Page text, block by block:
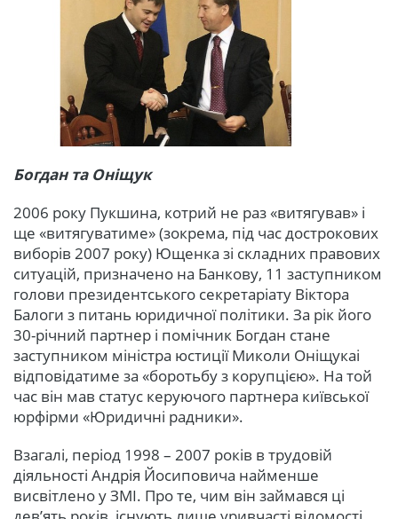
Богдан та Оніщук
2006 року Пукшина, котрий не раз «витягував» і
ще «витягуватиме» (зокрема, під час дострокових
виборів 2007 року) Ющенка зі складних правових
ситуацій, призначено на Банкову, 11 заступником
голови президентського секретаріату Віктора
Балоги з питань юридичної політики. За рік його
30-річний партнер і помічник Богдан стане
заступником міністра юстиції Миколи Оніщукаі
відповідатиме за «боротьбу з корупцією». На той
час він мав статус керуючого партнера київської
юрфірми «Юридичні радники».
Взагалі, період 1998 – 2007 років в трудовій
діяльності Андрія Йосиповича найменше
висвітлено у ЗМІ. Про те, чим він займався ці